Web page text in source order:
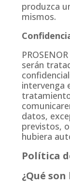
produzca
mismos.
serán
intervenga
datos,
previstos,
hubiera
Política
¿Qué